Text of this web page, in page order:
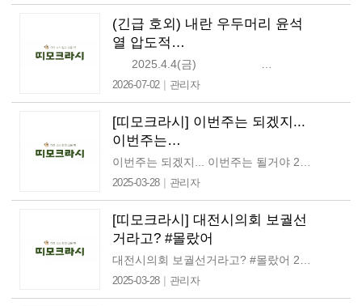
(긴급 호외) 내란 우두머리 윤석
열 압도적…
2025.4.4(금) …
2026-07-02| 관리자
[띠모크라시] 이번주는 되겠지...
이번주는…
2025-03-28| 관리자
[띠모크라시] 대전시의회 보궐선
거라고? #몰랐어
2025-03-28| 관리자